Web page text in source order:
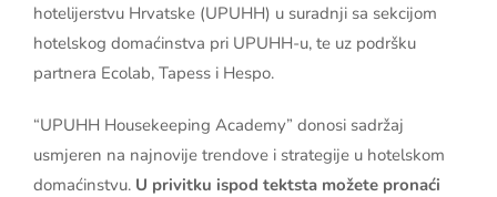
hotelijerstvu Hrvatske (UPUHH) u suradnji sa sekcijom
hotelskog domaćinstva pri UPUHH-u, te uz podršku
partnera Ecolab, Tapess i Hespo.
“UPUHH Housekeeping Academy” donosi sadržaj
usmjeren na najnovije trendove i strategije u hotelskom
domaćinstvu. U privitku ispod tektsta možete pronaći